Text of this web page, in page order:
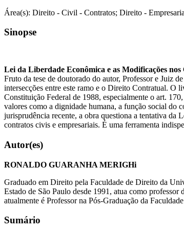
Área(s): Direito - Civil - Contratos; Direito -
Sinopse
Lei da Liberdade Econômica e as Modificações
Fruto da tese de doutorado do autor, Professor e Juiz
intersecções entre este ramo e o Direito Contratual. O
Constituição Federal de 1988, especialmente o art.
valores como a dignidade humana, a função social do
jurisprudência recente, a obra questiona a tentativa
contratos civis e empresariais. É uma ferramenta
Autor(es)
RONALDO GUARANHA MERIGHi
Graduado em Direito pela Faculdade de Direito da
Estado de São Paulo desde 1991, atua como
atualmente é Professor na Pós-Graduação da
Sumário